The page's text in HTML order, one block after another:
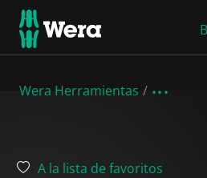
Wera Herramientas
A la lista de favoritos